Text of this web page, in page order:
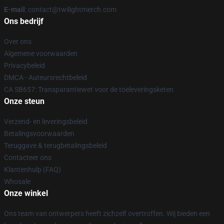
E-mail : contact@twilightmerch.com
Ons bedrijf
Over ons
Algemene voorwaarden
Privacybeleid
DMCA - Auteursrechtbeleid
CA SB657: Transparantiewet voor de toeleveringsketen
Onze steun
Verzend- en leveringsbeleid
Betalingsvoorwaarden
Teruggave & terugbetalingsbeleid
Contacteer ons
Klantenhulp (FAQ)
Whosale
Onze winkel
Ons team van ontwerpers heeft zichzelf overtroffen. Wij bieden een